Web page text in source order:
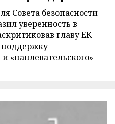
Совета безопасности
уверенность в
главу ЕК
поддержку
«наплевательского»